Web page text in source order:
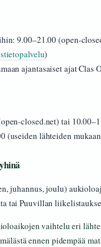
9.00–21.00 (open-
)
ajantasaiset ajat
closed.net) tai
(useiden lähteiden
juhannus, joulu)
tai Puuvillan
vaihtelu eri
ennen pidempää